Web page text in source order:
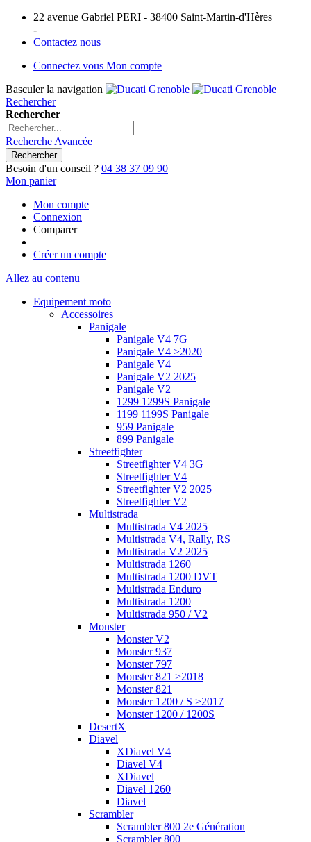
22 avenue Gabriel PERI - 38400 Saint-Martin-d'Hères
-
Contactez nous
Connectez vous Mon compte
Basculer la navigation
Rechercher
Rechercher
Recherche Avancée
Rechercher
Besoin d'un conseil ? 04 38 37 09 90
Mon panier
Mon compte
Connexion
Comparer
Créer un compte
Allez au contenu
Equipement moto
Accessoires
Panigale
Panigale V4 7G
Panigale V4 >2020
Panigale V4
Panigale V2 2025
Panigale V2
1299 1299S Panigale
1199 1199S Panigale
959 Panigale
899 Panigale
Streetfighter
Streetfighter V4 3G
Streetfighter V4
Streetfighter V2 2025
Streetfighter V2
Multistrada
Multistrada V4 2025
Multistrada V4, Rally, RS
Multistrada V2 2025
Multistrada 1260
Multistrada 1200 DVT
Multistrada Enduro
Multistrada 1200
Multistrada 950 / V2
Monster
Monster V2
Monster 937
Monster 797
Monster 821 >2018
Monster 821
Monster 1200 / S >2017
Monster 1200 / 1200S
DesertX
Diavel
XDiavel V4
Diavel V4
XDiavel
Diavel 1260
Diavel
Scrambler
Scrambler 800 2e Génération
Scrambler 800